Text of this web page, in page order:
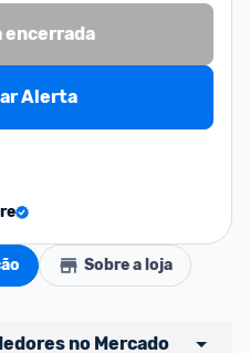
encerrada
Alerta
Sobre a loja
no Mercado